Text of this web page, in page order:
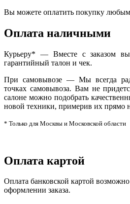
Вы можете оплатить покупку
Оплата наличными
Курьеру* — Вместе с заказом вы
гарантийный талон и чек.
При самовывозе — Мы всегда
точках самовывоза. Вам не
салоне можно подобрать
новой техники, примерив их прямо
* Только для Москвы и Московской области
Оплата картой
Оплата банковской картой
оформлении заказа.